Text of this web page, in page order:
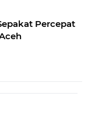
Percepat